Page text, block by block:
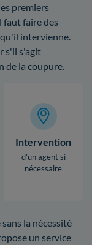
premiers
faut faire des
intervienne.
s'il s'agit
de la coupure.
Intervention
d’un agent si
nécessaire
la nécessité
un service